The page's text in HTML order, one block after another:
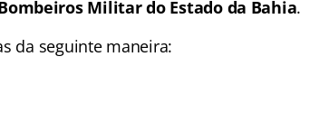
Militar do Estado da Bahia.
da seguinte maneira: